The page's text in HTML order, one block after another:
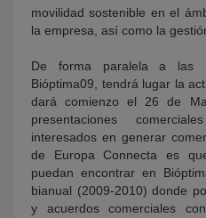
movilidad sostenible en el
la empresa, así como la
De forma paralela a las
Bióptima09, tendrá lugar la
dará comienzo el 26 de
presentaciones
interesados en generar
de Europa Connecta es
puedan encontrar en
bianual (2009-2010) donde
y acuerdos comerciales